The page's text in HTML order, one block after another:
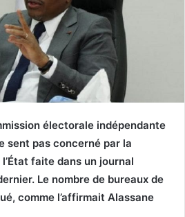
électorale indépendante
sent pas concerné par la
faite dans un journal
Le nombre de bureaux de
comme l’affirmait Alassane